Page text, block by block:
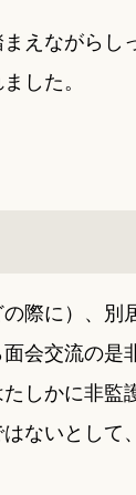
えながらし
した。
際に）、
会交流の是
しかに非
ないとして